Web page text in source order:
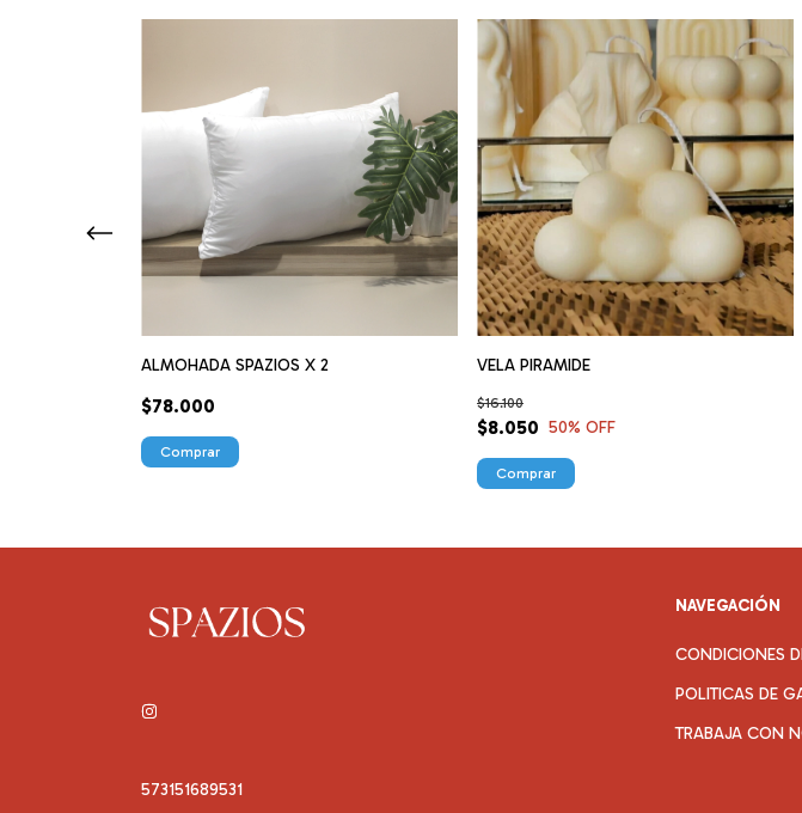
ALMOHADA SPAZIOS X 2
$78.000
Comprar
VELA PIRAMIDE
$8.050
$16.100
50% OFF
573151689531
NAVEGACIÓN
CONDICIONES
POLITICAS DE
TRABAJA CON